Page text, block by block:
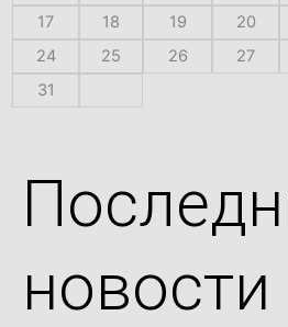
17
18 19 20
24
25 26 27
31
новости